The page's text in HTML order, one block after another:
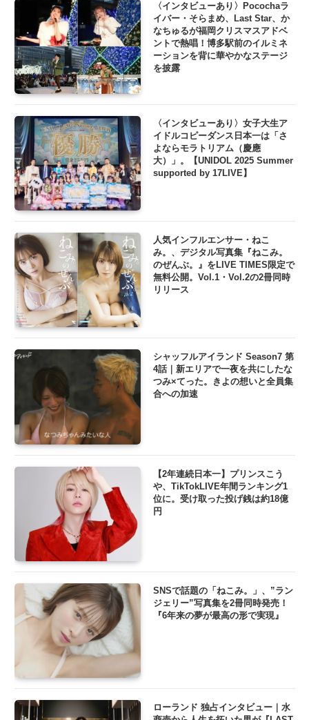
〈インタビューあり〉Pocochaラ
イバー・そらまめ、Last Star、か
なちゅるが福岡クリスマスアドベ
ントで熱唱！博多駅前のイルミネ
ーションを背に華やかなステージ
を披露
〈インタビューあり〉女子大生ア
イドルコピーダンス日本一は「さ
よならモラトリアム（慶應
大）」。【UNIDOL 2025 Summer
supported by 17LIVE】
人気インフルエンサー・ねこ
み。、デジタル写真集『ねこみ。
のぜんぶ。』をLIVE TIMES限定で
無料公開。Vol.1・Vol.2の2冊同時
リリース
シャッフルアイランド Season7 第
4話｜新エリアで一夜を共にしたな
つみ×てった。きよの想いと全員集
合への加速
【2年連続日本一】プリンスこう
や、TikTokLIVE年間ランキング1
位に。受け取った投げ銭は約18億
円
SNSで話題の「ねこみ。」、”ラン
ジェリー”写真集を2冊同時発売！
『6年来の夢が最高の形で実現』
ローランド 独占インタビュー｜水